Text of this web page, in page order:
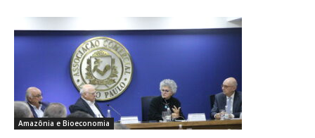
Amazônia e Bioeconomia